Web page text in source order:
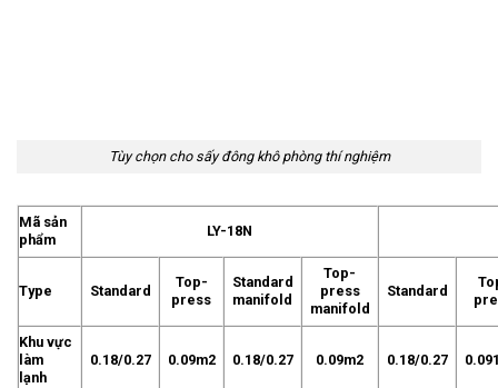
Tùy chọn cho sấy đông khô phòng thí nghiệm
Mã sản
phẩm
LY-18N
Type Standard
Top-
press
Standard
manifold
Top-
press
manifold
Standard
Khu vực
làm
lạnh
0.18/0.27 0.09m2 0.18/0.27 0.09m2 0.18/0.27